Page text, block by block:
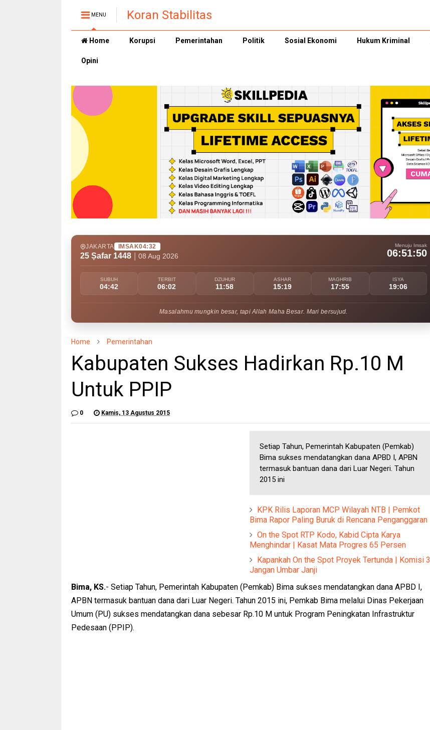
MENU Koran Stabilitas
Home Korupsi Pemerintahan Politik Sosial Ekonomi Hukum Kriminal
Opini
JAKARTA IMSAK04:32
25 Ṣafar 1448 08 Aug 2026
Menuju Imsak
06:51:49
SUBUH
04:42
TERBIT
06:02
DZUHUR
11:58
ASHAR
15:19
MAGHRIB
17:55
ISYA
19:06
Masalahmu mungkin besar, tapi Allah Maha Besar. Mari bersujud.
Home Pemerintahan
Kabupaten Sukses Hadirkan Rp.10 M
Untuk PPIP
0 Kamis, 13 Agustus 2015
Setiap Tahun, Pemerintah Kabupaten (Pemkab)
Bima sukses mendatangkan dana APBD I, APBN
termasuk bantuan dana dari Luar Negeri. Tahun
2015 ini
KPK Rilis Laporan MCP Wilayah NTB | Pemkot
Bima Rapor Paling Buruk di Rencana Penganggaran
On the Spot RTP Kodo, Kabid Cipta Karya
Menghindar | Kasat Mata Progres 65 Persen
Kapankah On the Spot Proyek Tertunda | Komisi 3
Jangan Umbar Janji
Bima, KS.- Setiap Tahun, Pemerintah Kabupaten (Pemkab) Bima sukses mendatangkan dana APBD I,
APBN termasuk bantuan dana dari Luar Negeri. Tahun 2015 ini, Pemkab Bima melalui Dinas Pekerjaan
Umum (PU) sukses mendatangkan dana sebesar Rp.10 M untuk Program Peningkatan Infrastruktur
Pedesaan (PPIP).